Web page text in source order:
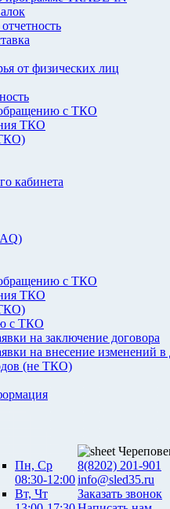
от физических лиц
с ТКО
ТКО
кабинета
с ТКО
ТКО
с ТКО
на заключение договора
на внесение изменений в
(не ТКО)
Пн, Ср
08:30-12:00
Вт, Чт
8(8202) 201-901
info@sled35.ru
Заказать звонок